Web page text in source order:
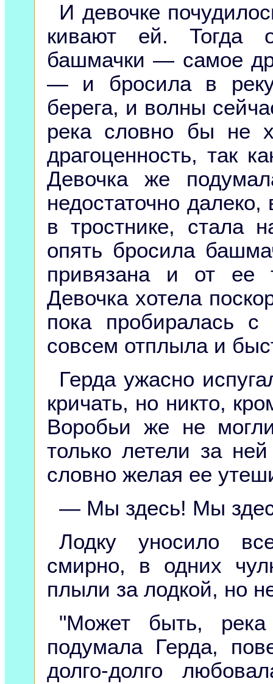
И девочке
кивают ей. Тогда
башмачки — самое
— и бросила в
берега, и волны
река словно бы не
драгоценность, так
Девочка же
недостаточно
в тростнике, стала
опять бросила
привязана и от ее
Девочка хотела
пока пробиралась
совсем отплыла и
Герда ужасно
кричать, но никто,
Воробьи же не
только летели за
словно желая ее
— Мы здесь! Мы
Лодку уносило
смирно, в одних
плыли за лодкой, но
"Может быть,
подумала Герда,
долго-долго